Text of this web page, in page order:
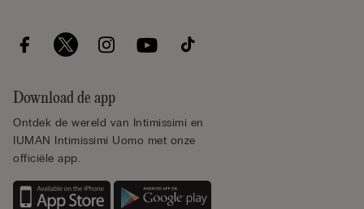
Download de app
Ontdek de wereld van Intimissimi en
IUMAN Intimissimi Uomo met onze
officiële app.